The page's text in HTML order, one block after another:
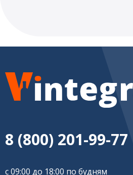
8 (800) 201-99-77
с 09:00 до 18:00 по будням